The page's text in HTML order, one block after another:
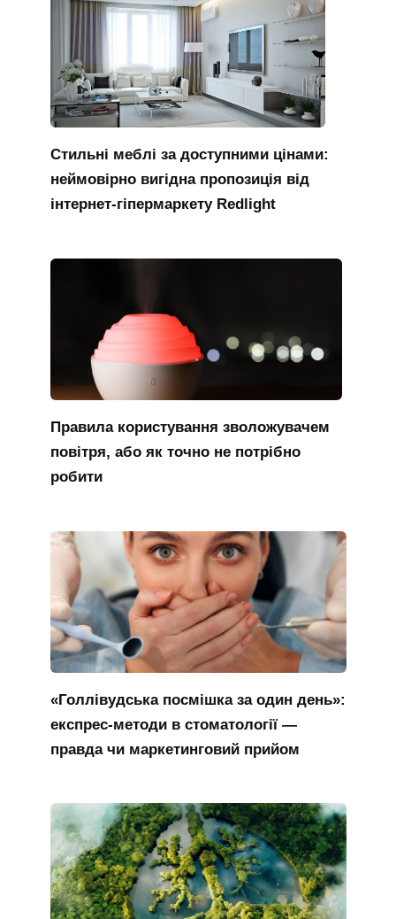
Стильні меблі за доступними цінами:
неймовірно вигідна пропозиція від
інтернет-гіпермаркету Redlight
Правила користування зволожувачем
повітря, або як точно не потрібно
робити
«Голлівудська посмішка за один день»:
експрес-методи в стоматології —
правда чи маркетинговий прийом